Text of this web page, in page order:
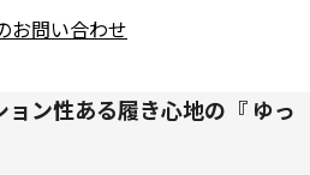
お問い合わせ
ン性ある履き心地の『 ゆっ